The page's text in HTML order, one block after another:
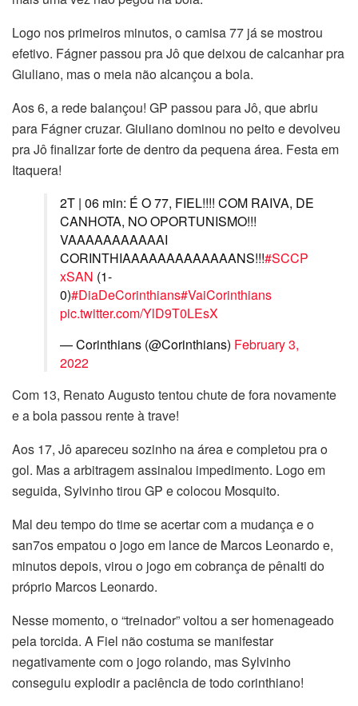
Logo nos primeiros minutos, o camisa 77 já se mostrou
efetivo. Fágner passou pra Jô que deixou de calcanhar pra
Giuliano, mas o meia não alcançou a bola.
Aos 6, a rede balançou! GP passou para Jô, que abriu
para Fágner cruzar. Giuliano dominou no peito e devolveu
pra Jô finalizar forte de dentro da pequena área. Festa em
Itaquera!
2T | 06 min: É O 77, FIEL!!!! COM RAIVA, DE
CANHOTA, NO OPORTUNISMO!!!
VAAAAAAAAAAAI
CORINTHIAAAAAAAAAAAAANS!!!#SCCP
xSAN (1-
0)#DiaDeCorinthians#VaiCorinthians
pic.twitter.com/YlD9T0LEsX
— Corinthians (@Corinthians) February 3,
2022
Com 13, Renato Augusto tentou chute de fora novamente
e a bola passou rente à trave!
Aos 17, Jô apareceu sozinho na área e completou pra o
gol. Mas a arbitragem assinalou impedimento. Logo em
seguida, Sylvinho tirou GP e colocou Mosquito.
Mal deu tempo do time se acertar com a mudança e o
san7os empatou o jogo em lance de Marcos Leonardo e,
minutos depois, virou o jogo em cobrança de pênalti do
próprio Marcos Leonardo.
Nesse momento, o “treinador” voltou a ser homenageado
pela torcida. A Fiel não costuma se manifestar
negativamente com o jogo rolando, mas Sylvinho
conseguiu explodir a paciência de todo corinthiano!